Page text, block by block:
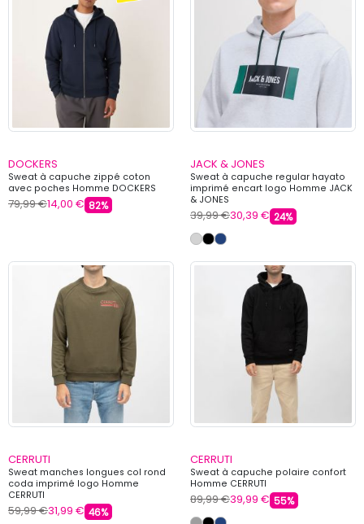
DOCKERS
Sweat à capuche zippé coton
avec poches Homme DOCKERS
79,99 €14,00 € 82%
JACK & JONES
Sweat à capuche regular hayato
imprimé encart logo Homme JACK
& JONES
39,99 €30,39 € 24%
CERRUTI
Sweat manches longues col rond
coda imprimé logo Homme
CERRUTI
59,99 €31,99 € 46%
CERRUTI
Sweat à capuche polaire confort
Homme CERRUTI
89,99 €39,99 € 55%